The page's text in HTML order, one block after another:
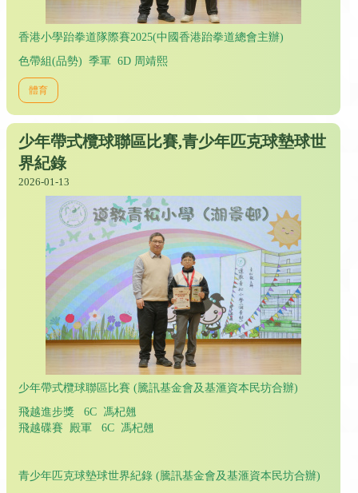
香港小學跆拳道隊際賽2025(中國香港跆拳道總會主辦)
色帶組(品勢) 季軍 6D 周靖熙
體育
少年帶式欖球聯區比賽,青少年匹克球墊球世
界紀錄
2026-01-13
少年帶式欖球聯區比賽 (騰訊基金會及基滙資本民坊合辦)
飛越進步獎 6C 馮杞翹
飛越碟賽 殿軍 6C 馮杞翹
青少年匹克球墊球世界紀錄 (騰訊基金會及基滙資本民坊合辦)